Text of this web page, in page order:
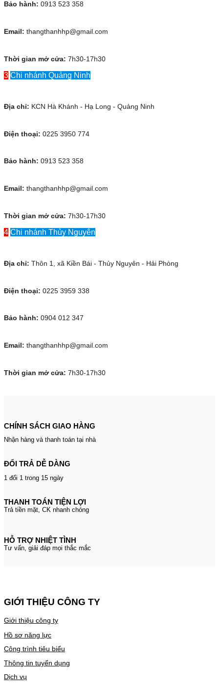
Bảo hành: 0913 523 358
Email: thangthanhhp@gmail.com
Thời gian mở cửa: 7h30-17h30
3 Chi nhánh Quảng Ninh
Địa chỉ: KCN Hà Khánh - Hạ Long - Quảng Ninh
Điện thoại: 0225 3950 774
Bảo hành: 0913 523 358
Email: thangthanhhp@gmail.com
Thời gian mở cửa: 7h30-17h30
4 Chi nhánh Thủy Nguyên
Địa chỉ: Thôn 1, xã Kiền Bái - Thủy Nguyên - Hải Phòng
Điện thoại: 0225 3959 338
Bảo hành: 0904 012 347
Email: thangthanhhp@gmail.com
Thời gian mở cửa: 7h30-17h30
CHÍNH SÁCH GIAO HÀNG
Nhận hàng và thanh toán tại nhà
ĐỔI TRẢ DỄ DÀNG
1 đổi 1 trong 15 ngày
THANH TOÁN TIỆN LỢI
Trả tiền mặt, CK nhanh chóng
HỖ TRỢ NHIỆT TÌNH
Tư vấn, giải đáp mọi thắc mắc
GIỚI THIỆU CÔNG TY
Giới thiệu công ty
Hồ sơ năng lực
Công trình tiêu biểu
Thông tin tuyển dụng
Dịch vụ